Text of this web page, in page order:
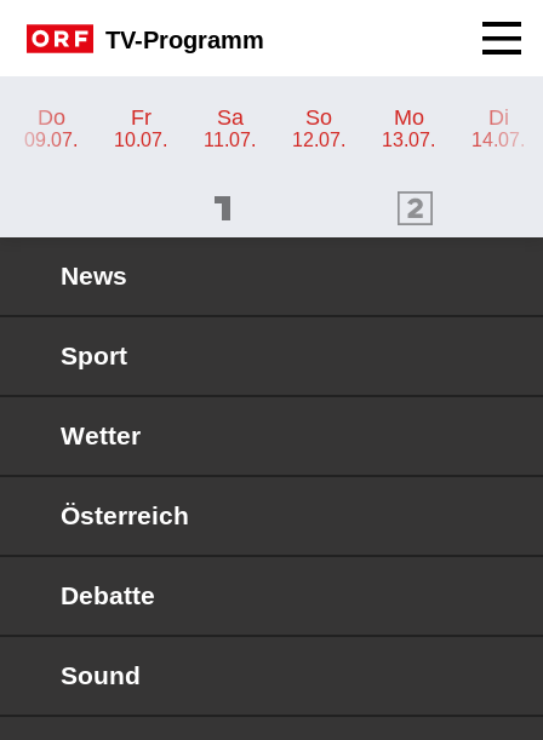
TV-Programm
Do
09.07.
Fr
10.07.
Sa
11.07.
So
12.07.
Mo
13.07.
Di
14.07.
ORF 2 Programm
News
Sport
Wetter
Österreich
Debatte
Sound